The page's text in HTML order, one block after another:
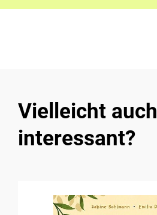
Vielleicht auch
interessant?